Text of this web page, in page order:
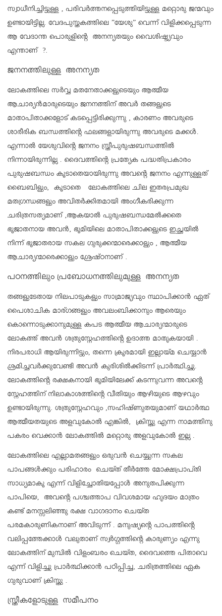
സ്വാധീനിച്ചിട്ടുള്ള , പരിവർത്തനപ്പെടുത്തിയിട്ടുള്ള മറ്റൊരു ജന്മവും
ഉണ്ടായിട്ടില്ല. വേദപുസ്തകത്തിലെ ”യേശു” വെന്ന് വിളിക്കപ്പെടുന്ന
ആ വേദാന്ത പൊരുളിന്റെ അനന്യതയും വൈശിഷ്ട്യവും
എന്താണ് ?.
ജനനത്തിലുള്ള അനന്യത
ലോകത്തിലെ സർവ്വ മതനേതാക്കളുടെയും ആത്മീയ
ആചാര്യൻമാരുടെയും ജനനത്തിന് അവർ തങ്ങളുടെ
മാതാപിതാക്കളോട് കടപ്പെട്ടിരിക്കുന്നു , കാരണം അവരുടെ
ശാരീരിക ബന്ധത്തിന്റെ ഫലങ്ങളായിരുന്നു അവരുടെ മക്കൾ.
എന്നാൽ യേശുവിന്റെ ജനനം സ്ത്രീപുരുഷബന്ധത്തിൽ
നിന്നായിരുന്നില്ല . ദൈവത്തിന്റെ പ്രത്യേക പദ്ധതിപ്രകാരം
പുരുഷബന്ധം കൂടാതെയായിരുന്നു അവന്റെ ജനനം എന്നുള്ളത്
ബൈബിളും, കൂടാതെ ലോകത്തിലെ ചില ഇതരപ്രമുഖ
മതഗ്രന്ധങ്ങളും അവിതർക്കിതമായി അംഗീകരിക്കുന്ന
ചരിത്രസത്യമാണ് ,ആകയാൽ പുരുഷബന്ധമേൽക്കതെ
ഭൂജാതനായ അവൻ, ഭൂമിയിലെ മാതാപിതാക്കളുടെ ഇച്ഛയിൽ
നിന്ന് ഭൂജാതരായ സകല ഗുരുക്കന്മാരെക്കാളും , ആത്മീയ
ആചാര്യന്മാരെക്കാളും ശ്രേഷ്ഠനാണ് .
പഠനത്തിലും പ്രബോധനത്തിലുമുള്ള അനന്യത
തങ്ങളുടേതായ നിലപാടുകളും സാമ്രാജ്യവും സ്ഥാപിക്കാൻ ഏത്‌
പൈശാചിക മാര്ഗങ്ങളും അവലംബിക്കാനും ആരെയും
കൊന്നൊടുക്കാനുമുള്ള കപട ആത്മീയ ആചാര്യന്മാരുടെ
ലോകത്ത് അവൻ ശത്രുസ്നേഹത്തിന്റെ ഉദാത്ത മാതൃകയായി .
നിരപരാധി ആയിരുന്നിട്ടും, തന്നെ ക്രൂരമായി ഇല്ലായ്‌മ ചെയ്യാൻ
ശ്രമിച്ചവർക്കുവേണ്ടി അവൻ കുരിശിൽക്കിടന്ന് പ്രാർത്ഥിച്ചു.
ലോകത്തിന്റെ രക്ഷകനായി ഭൂമിയിലേക്ക് കടന്നുവന്ന അവന്റെ
സ്നേഹത്തിന് നിലാകാശത്തിന്റെ വീതിയും ആഴിയുടെ ആഴവും
ഉണ്ടായിരുന്നു. ശത്രുസ്നേഹവും ,സഹിഷ്ണുതയുമാണ് യഥാർത്ഥ
ആത്മീയതയുടെ അളവുകോൽ എങ്കിൽ, ക്രിസ്തു എന്ന നാമത്തിനു
പകരം വെക്കാൻ ലോകത്തിൽ മറ്റൊരു അളവുകോൽ ഇല്ല .
ലോകത്തിലെ എല്ലാമതങ്ങളും ഒരുവൻ ചെയ്യുന്ന സകല
പാപങ്ങൾക്കും പരിഹാരം ചെയ്ത് തീർത്തേ മോക്ഷപ്രാപ്തി
സാധ്യമാകൂ എന്ന് വിളിച്ചോതിയപ്പോൾ അനുതപിക്കുന്ന
പാപിയെ, അവന്റെ പശ്ചത്താപ വിവശമായ ഹൃദയം മാത്രം
കണ്ട് മനസ്സലിഞ്ഞു രക്ഷ വാഗദാനം ചെയ്ത
പരമകാരുണികനാണ് അവിടുന്ന് . മനുഷ്യന്റെ പാപത്തിന്റെ
വലിപ്പത്തേക്കാൾ വലുതാണ് സ്വർഗ്ഗത്തിന്റെ കാരുണ്യം എന്നു
ലോകത്തിന് മുമ്പിൽ വിളംബരം ചെയ്ത, ദൈവത്തെ പിതാവെ
എന്ന് വിളിച്ചു പ്രാർത്ഥിക്കാൻ പഠിപ്പിച്ച, ചരിത്രത്തിലെ ഏക
ഗുരുവാണ് ക്രിസ്തു .
സ്ത്രീകളോടുള്ള സമീപനം